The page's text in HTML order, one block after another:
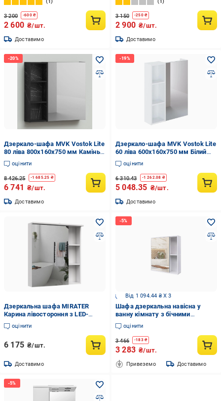
3 200 -600₴
2 600 ₴/шт.
Доставимо
3 150 -250₴
2 900 ₴/шт.
Доставимо
Дзеркало-шафа MVK Vostok Lite
80 ліва 800х160х750 мм Камінь
П'єтра Гріджо Чорний (8103bl-1)
оцінити
8 426.25 -1 685.25 ₴
6 741 ₴/шт.
Доставимо
Дзеркало-шафа MVK Vostok Lite
60 ліва 600х160х750 мм Білий
стокгольмський (8101wh-1)
оцінити
6 310.43 -1 262.08 ₴
5 048.35 ₴/шт.
Доставимо
Дзеркальна шафа MIRATER
Карина лівостороння з LED-
підсвічуванням 80 см (8180)
оцінити
6 175 ₴/шт.
Доставимо
Від 1 094.44 ₴ X 3
Шафа дзеркальна навісна у
ванну кімнату з бічними
полицями TR6-60 700х600х150
мм
оцінити
3 466 -183₴
3 283 ₴/шт.
Привеземо Доставимо